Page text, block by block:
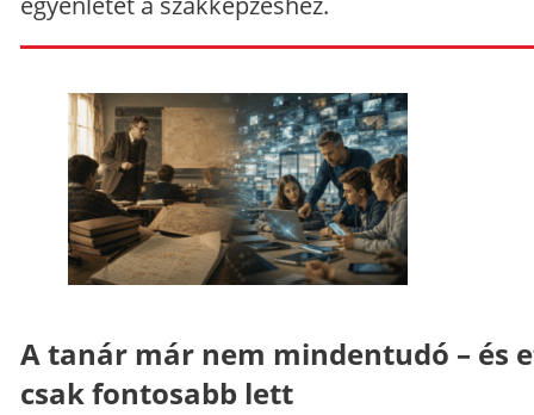
A tanár már nem mindentudó – és
csak fontosabb lett